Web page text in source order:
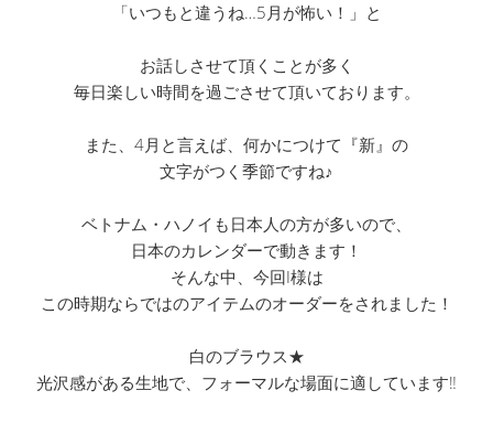
「いつもと違うね…5月が怖い！」と
お話しさせて頂くことが多く
毎日楽しい時間を過ごさせて頂いております。
また、4月と言えば、何かにつけて『新』の
文字がつく季節ですね♪
ベトナム・ハノイも日本人の方が多いので、
日本のカレンダーで動きます！
そんな中、今回I様は
この時期ならではのアイテムのオーダーをされました！
白のブラウス★
光沢感がある生地で、フォーマルな場面に適しています‼